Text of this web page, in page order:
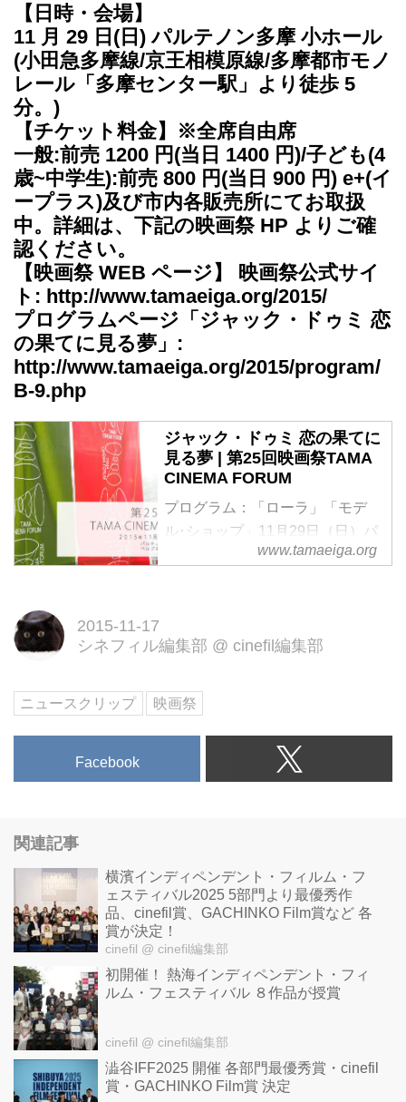
【日時・会場】
11 月 29 日(日) パルテノン多摩 小ホール
(小田急多摩線/京王相模原線/多摩都市モノ
レール「多摩センター駅」より徒歩 5
分。)
【チケット料金】※全席自由席
一般:前売 1200 円(当日 1400 円)/子ども(4
歳~中学生):前売 800 円(当日 900 円) e+(イ
ープラス)及び市内各販売所にてお取扱
中。詳細は、下記の映画祭 HP よりご確
認ください。
【映画祭 WEB ページ】 映画祭公式サイ
ト: http://www.tamaeiga.org/2015/
プログラムページ「ジャック・ドゥミ 恋
の果てに見る夢」:
http://www.tamaeiga.org/2015/program/
B-9.php
ジャック・ドゥミ 恋の果てに
見る夢 | 第25回映画祭TAMA
CINEMA FORUM
プログラム：「ローラ」「モデ
ル･ショップ」11月29日（日）パ
ルテノン多摩小ホールにて開催
www.tamaeiga.org
2015-11-17
シネフィル編集部 @ cinefil編集部
ニュースクリップ 映画祭
Facebook
関連記事
横濱インディペンデント・フィルム・フ
ェスティバル2025 5部門より最優秀作
品、cinefil賞、GACHINKO Film賞など 各
賞が決定！
cinefil @ cinefil編集部
初開催！ 熱海インディペンデント・フィ
ルム・フェスティバル ８作品が授賞
cinefil @ cinefil編集部
澁谷IFF2025 開催 各部門最優秀賞・cinefil
賞・GACHINKO Film賞 決定